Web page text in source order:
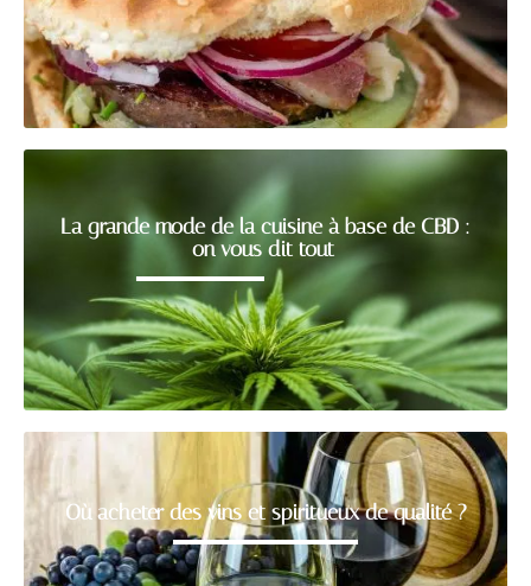
La grande mode de la cuisine à base de CBD :
on vous dit tout
Où acheter des vins et spiritueux de qualité ?